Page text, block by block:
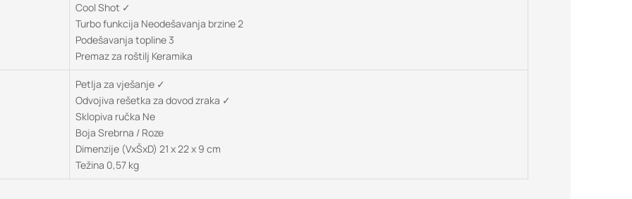
Cool Shot ✓
Turbo funkcija Neodešavanja brzine 2
Podešavanja topline 3
Premaz za roštilj Keramika
Petlja za vješanje ✓
Odvojiva rešetka za dovod zraka ✓
Sklopiva ručka Ne
Boja Srebrna / Roze
Dimenzije (VxŠxD) 21 x 22 x 9 cm
Težina 0,57 kg